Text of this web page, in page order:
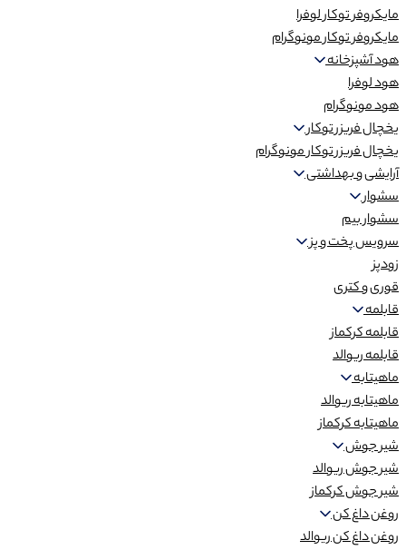
مایکروفر توکار لوفرا
مایکروفر توکار مونوگرام
هود آشپزخانه
هود لوفرا
هود مونوگرام
یخچال فریزر توکار
یخچال فریزر توکار مونوگرام
آرایشی و بهداشتی
سشوار
سشوار بیم
سرویس پخت و پز
زودپز
قوری و کتری
قابلمه
قابلمه کرکماز
قابلمه ریوالد
ماهیتابه
ماهیتابه ریوالد
ماهیتابه کرکماز
شیر جوش
شیر جوش ریوالد
شیر جوش کرکماز
روغن داغ کن
روغن داغ کن ریوالد